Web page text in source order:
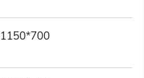
1150*700